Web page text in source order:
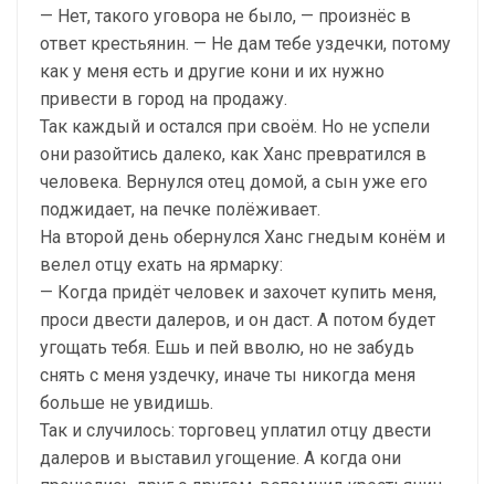
— Нет, такого уговора не было, — произнёс в
ответ крестьянин. — Не дам тебе уздечки, потому
как у меня есть и другие кони и их нужно
привести в город на продажу.
Так каждый и остался при своём. Но не успели
они разойтись далеко, как Ханс превратился в
человека. Вернулся отец домой, а сын уже его
поджидает, на печке полёживает.
На второй день обернулся Ханс гнедым конём и
велел отцу ехать на ярмарку:
— Когда придёт человек и захочет купить меня,
проси двести далеров, и он даст. А потом будет
угощать тебя. Ешь и пей вволю, но не забудь
снять с меня уздечку, иначе ты никогда меня
больше не увидишь.
Так и случилось: торговец уплатил отцу двести
далеров и выставил угощение. А когда они